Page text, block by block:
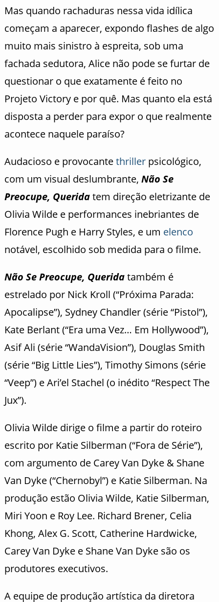
Mas quando rachaduras nessa vida idílica
começam a aparecer, expondo flashes de algo
muito mais sinistro à espreita, sob uma
fachada sedutora, Alice não pode se furtar de
questionar o que exatamente é feito no
Projeto Victory e por quê. Mas quanto ela está
disposta a perder para expor o que realmente
acontece naquele paraíso?
Audacioso e provocantethrillerpsicológico,
com um visual deslumbrante, Não Se
Preocupe, Queridatem direção eletrizante de
Olivia Wilde e performances inebriantes de
Florence Pugh e Harry Styles, e um elenco
notável, escolhido sob medida para o filme.
Não Se Preocupe, Queridatambém é
estrelado por Nick Kroll (“Próxima Parada:
Apocalipse”), Sydney Chandler (série “Pistol”),
Kate Berlant (“Era uma Vez… Em Hollywood”),
Asif Ali (série “WandaVision”), Douglas Smith
(série “Big Little Lies”), Timothy Simons (série
“Veep”) e Ari’el Stachel (o inédito “Respect The
Jux”).
Olivia Wilde dirige o filme a partir do roteiro
escrito por Katie Silberman (“Fora de Série”),
com argumento de Carey Van Dyke & Shane
Van Dyke (“Chernobyl”) e Katie Silberman. Na
produção estão Olivia Wilde, Katie Silberman,
Miri Yoon e Roy Lee. Richard Brener, Celia
Khong, Alex G. Scott, Catherine Hardwicke,
Carey Van Dyke e Shane Van Dyke são os
produtores executivos.
A equipe de produção artística da diretora